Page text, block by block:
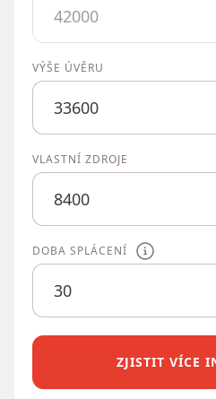
VÝŠE ÚVĚRU
VLASTNÍ ZDROJE
DOBA SPLÁCENÍ
ZJISTIT VÍCE